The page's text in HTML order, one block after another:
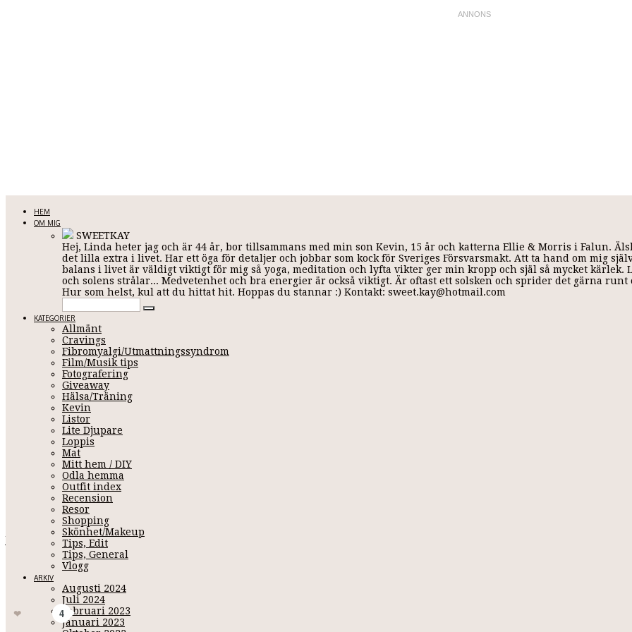
HEM
OM MIG
SWEETKAY
Hej, Linda heter jag och är 44 år, bor tillsammans med min son Kevin, 15 år och katterna Ellie & Morris i Falun.
det lilla extra i livet. Har ett öga för detaljer och jobbar som kock för Sveriges Försvarsmakt. Att ta hand om mig
balans i livet är väldigt viktigt för mig så yoga, meditation och lyfta vikter ger min kropp och själ så mycket kärlek.
och solens strålar... Medvetenhet och bra energier är också viktigt. Är oftast ett solsken och sprider det gärna runt
Hur som helst, kul att du hittat hit. Hoppas du stannar :) Kontakt: sweet.kay@hotmail.com
KATEGORIER
Allmänt
Cravings
Fibromyalgi/Utmattningssyndrom
Film/Musik tips
Fotografering
Giveaway
Hälsa/Träning
Kevin
Listor
Lite Djupare
Loppis
Mat
Mitt hem / DIY
Odla hemma
Outfit index
Recension
Resor
Shopping
Skönhet/Makeup
Tips, Edit
Tips, General
Vlogg
ARKIV
Augusti 2024
Juli 2024
Februari 2023
Januari 2023
LINDA KARLSSON
Allt mellan himmel och jord
December 31, 2016 11:54
Jag vet inte om jag hinner skriva nått mer inlägg idag
ska iväg till Malin & Joel på nyårsfirande ikväll och jag ska hinna köra dit mat jag förberett också.. Tänk att dom sista 3 åren så
firat Nyår tillsammans, tradition? Vid 16 MÅSTE jag in i duschen för vid 18 ska vi vara hemma hos Malin & Joel! Så kanske dags
stjärten :);. Kramar i mängder till er ♥.
4